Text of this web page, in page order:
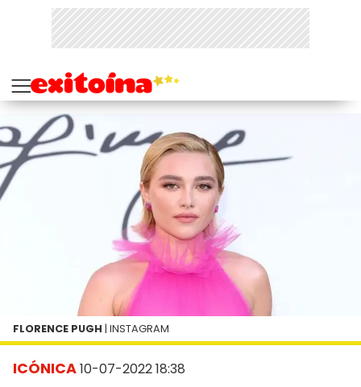
ICÓNICA10-07-2022 18:38
FLORENCE PUGH | INSTAGRAM